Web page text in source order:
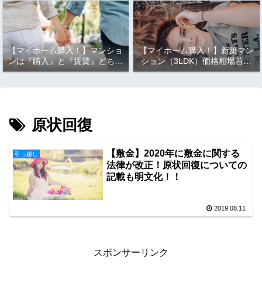
Ｓ』と『フラット35 子育て応
援型・地域応援型』！！知らな
きゃ損するかも！！
【マイホーム購入！】マンショ
ンは『購入』と『賃貸』どちら
が良い？？実は、考えるまでも
【マイホーム購入！】新築マン
ション（3LDK）価格相場首都
圏ランキング（東京、神奈川、
原状回復
引っ越し
【敷金】2020年に敷金に関する
法律が改正！原状回復についての
記載も明文化！！
2019.08.11
スポンサーリンク